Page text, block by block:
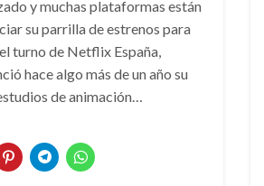
y muchas plataformas están
su parrilla de estrenos para
turno de Netflix España,
hace algo más de un año su
de animación…